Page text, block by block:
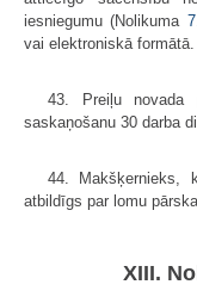
iesniegumu (Nolikuma
vai elektroniskā formātā.
43. Preiļu novada
saskaņošanu 30 darba
44. Makšķernieks,
atbildīgs par lomu
XIII.